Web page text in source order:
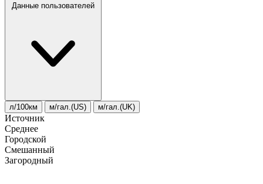
Данные пользователей
л/100км м/гал.(US) м/гал.(UK)
Источник
Среднее
Городской
Смешанный
Загородный